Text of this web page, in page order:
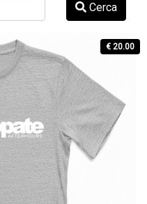
Cerca
€ 20.00